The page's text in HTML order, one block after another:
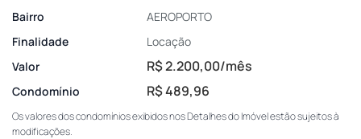
Bairro
AEROPORTO
Finalidade
Locação
Valor
R$ 2.200,00/mês
Condomínio R$ 489,96
Os valores dos condomínios exibidos nos Detalhes do Imóvel estão sujeitos à
modificações.